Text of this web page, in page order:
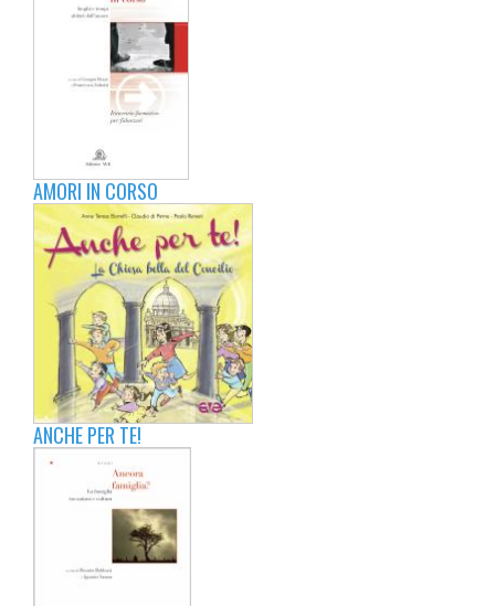
AMORI IN CORSO
ANCHE PER TE!